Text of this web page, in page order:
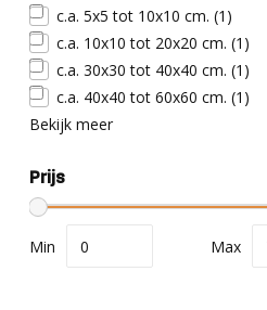
c.a. 5x5 tot 10x10 cm. (1)
c.a. 10x10 tot 20x20 cm. (1)
c.a. 30x30 tot 40x40 cm. (1)
c.a. 40x40 tot 60x60 cm. (1)
Bekijk meer
Prijs
Min Max